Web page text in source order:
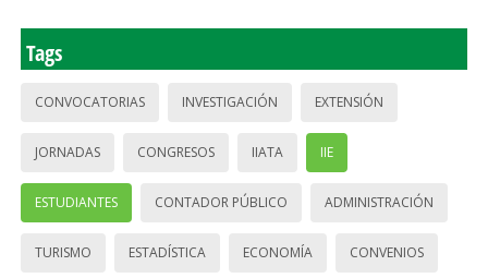
Tags
CONVOCATORIAS INVESTIGACIÓN EXTENSIÓN
JORNADAS CONGRESOS IIATA IIE
ESTUDIANTES CONTADOR PÚBLICO ADMINISTRACIÓN
TURISMO ESTADÍSTICA ECONOMÍA CONVENIOS